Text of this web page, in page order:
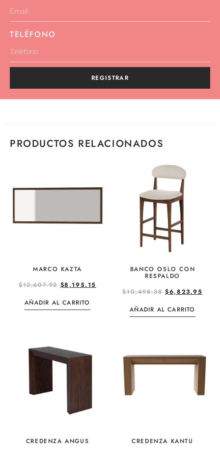
TELÉFONO
REGISTRAR
PRODUCTOS RELACIONADOS
MARCO KAZTA
$12,607.92 $8,195.15
AÑADIR AL CARRITO
BANCO OSLO CON
RESPALDO
$10,498.38 $6,823.95
AÑADIR AL CARRITO
CREDENZA ANGUS
CREDENZA KANTU